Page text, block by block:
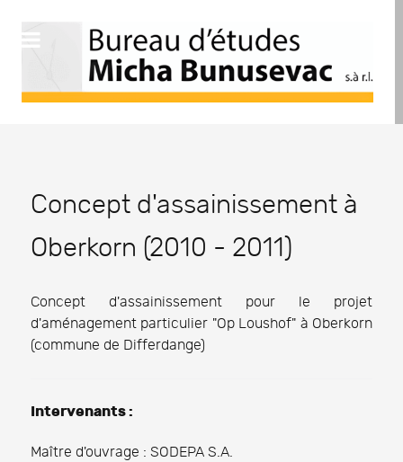
Concept d'assainissement à
Oberkorn (2010 - 2011)
Concept d'assainissement pour le projet
d'aménagement particulier "Op Loushof" à Oberkorn
(commune de Differdange)
Intervenants :
Maître d'ouvrage : SODEPA S.A.